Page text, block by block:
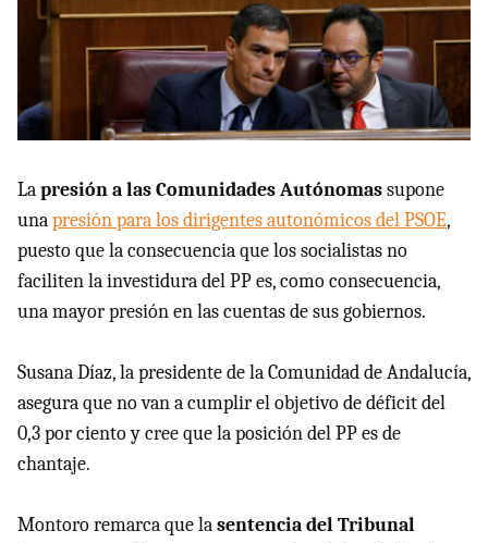
Lapresión a las Comunidades Autónomassupone
unapresión para los dirigentes autonómicos del PSOE,
puesto que la consecuencia que los socialistas no
faciliten la investidura del PP es, como consecuencia,
una mayor presión en las cuentas de sus gobiernos.
Susana Díaz, la presidente de la Comunidad de Andalucía,
asegura que no van a cumplir el objetivo de déficit del
0,3 por ciento y cree que la posición del PP es de
chantaje.
Montoro remarca que lasentencia del Tribunal